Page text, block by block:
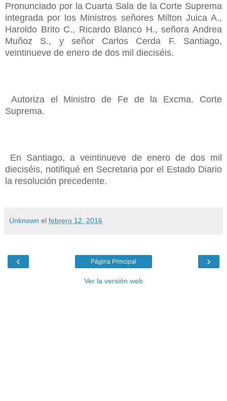
Pronunciado por la Cuarta Sala de la Corte Suprema
integrada por los Ministros señores Milton Juica A.,
Haroldo Brito C., Ricardo Blanco H., señora Andrea
Muñoz S., y señor Carlos Cerda F. Santiago,
veintinueve de enero de dos mil dieciséis.
Autoriza el Ministro de Fe de la Excma. Corte
Suprema.
En Santiago, a veintinueve de enero de dos mil
dieciséis, notifiqué en Secretaria por el Estado Diario
la resolución precedente.
Unknown el febrero 12, 2016
‹ ›
Página Principal
Ver la versión web